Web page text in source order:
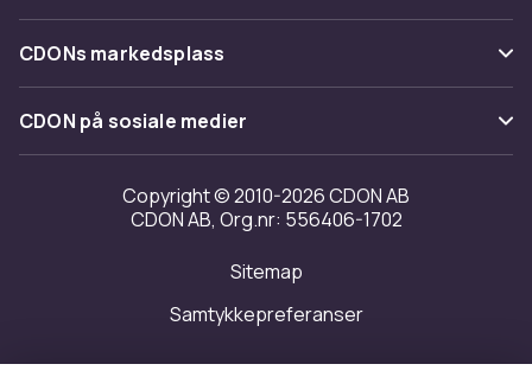
Tilbakekallinger
Varemerker
Om oss
Kundeanmeldelser
Jobbe på CDON
Investor relations
Tilgjengelighet
CDONs markedsplass
Merchant Help Center
CDON på sosiale medier
Copyright © 2010-2026 CDON AB
CDON AB, Org.nr: 556406-1702
Sitemap
Samtykkepreferanser